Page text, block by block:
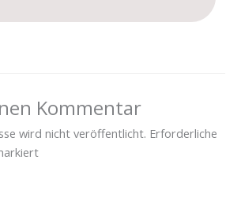
Kommentar
wird nicht veröffentlicht. Erforderliche